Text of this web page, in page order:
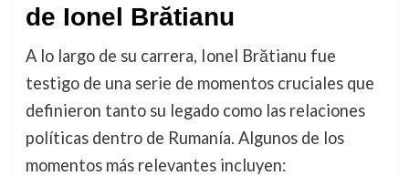
de Ionel Brătianu
A lo largo de su carrera, Ionel Brătianu fue
testigo de una serie de momentos cruciales que
definieron tanto su legado como las relaciones
políticas dentro de Rumanía. Algunos de los
momentos más relevantes incluyen: